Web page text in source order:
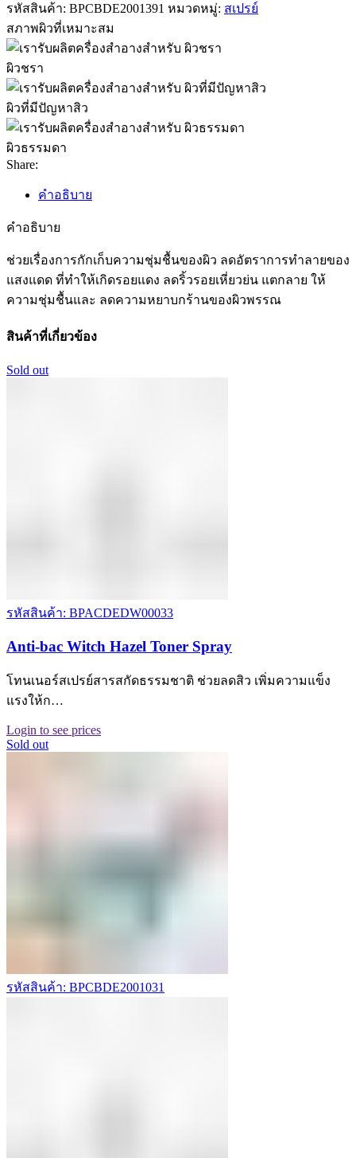
รหัสสินค้า: BPCBDE2001391 หมวดหมู่: สเปรย์
สภาพผิวที่เหมาะสม
ผิวชรา
ผิวที่มีปัญหาสิว
ผิวธรรมดา
Share:
คำอธิบาย
คำอธิบาย
ช่วยเรื่องการกักเก็บความชุ่มชื้นของผิว ลดอัตราการทำลายของ
แสงแดด ที่ทำให้เกิดรอยแดง ลดริ้วรอยเหี่ยวย่น แตกลาย ให้
ความชุ่มชื้นและ ลดความหยาบกร้านของผิวพรรณ
สินค้าที่เกี่ยวข้อง
Sold out
รหัสสินค้า: BPACDEDW00033
Anti-bac Witch Hazel Toner Spray
โทนเนอร์สเปรย์สารสกัดธรรมชาติ ช่วยลดสิว เพิ่มความแข็ง
แรงให้ก…
Login to see prices
Sold out
รหัสสินค้า: BPCBDE2001031